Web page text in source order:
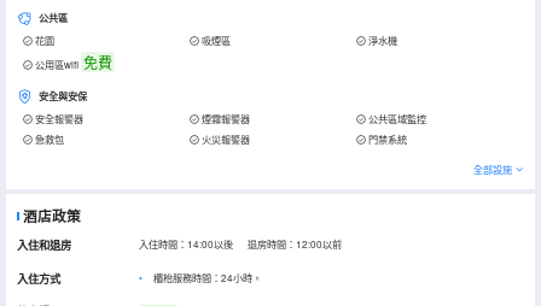
公共區
花園 吸煙區
淨水機
公用區wifi 免費
安全與安保
安全報警器 煙霧報警器
公共區域監控
急救包
火災報警器 門禁系統
全部設施
酒店政策
入住和退房 入住時間：14:00以後 退房時間：12:00以前
入住方式 櫃枱服務時間：24小時。